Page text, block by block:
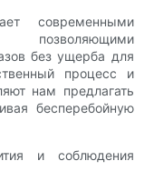
современными
позволяющими
без ущерба для
процесс и
нам предлагать
бесперебойную
и соблюдения